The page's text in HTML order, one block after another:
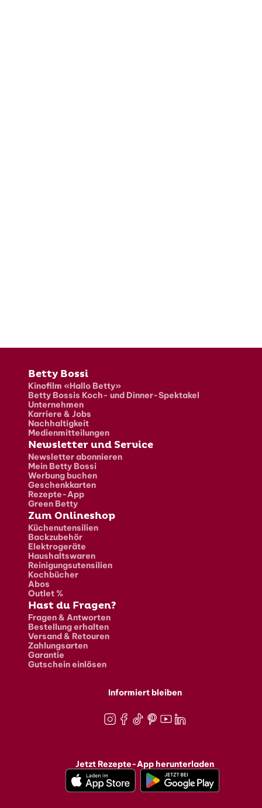
Fusszeile
Betty Bossi
Kinofilm «Hallo Betty»
Betty Bossis Koch- und Dinner-Spektakel
Unternehmen
Karriere & Jobs
Nachhaltigkeit
Medienmitteilungen
Newsletter und Service
Newsletter abonnieren
Mein Betty Bossi
Werbung buchen
Geschenkkarten
Rezepte-App
Green Betty
Zum Onlineshop
Küchenutensilien
Backzubehör
Elektrogeräte
Haushaltswaren
Reinigungsutensilien
Kochbücher
Abos
Outlet %
Hast du Fragen?
Fragen & Antworten
Bestellung erhalten
Versand & Retouren
Zahlungsarten
Garantie
Gutschein einlösen
Informiert bleiben
Jetzt Rezepte-App herunterladen